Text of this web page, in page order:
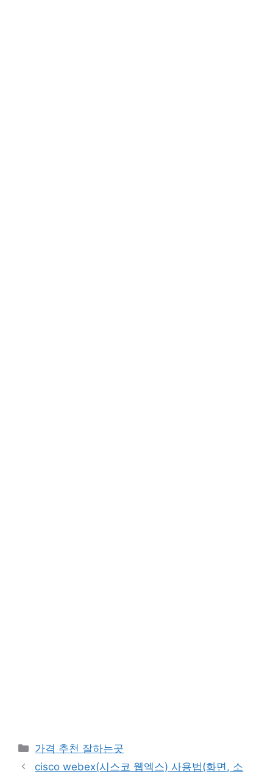
카
테
가격 추천 잘하는곳
cisco webex(시스코 웹엑스) 사용법(화면, 소